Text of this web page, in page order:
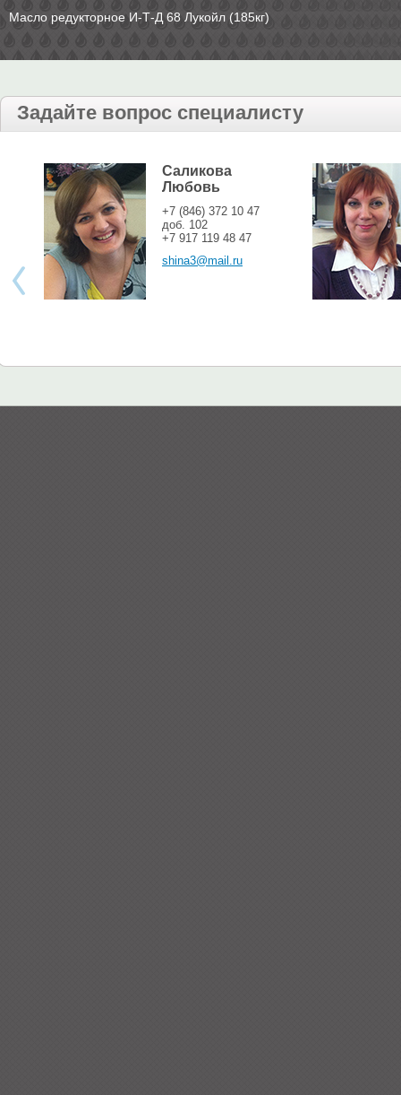
Масло редукторное И-Т-Д 68 Лукойл (185кг)
Задайте вопрос специалисту
Саликова
Любовь
+7 (846) 372 10 47
доб. 102
+7 917 119 48 47
shina3@mail.ru